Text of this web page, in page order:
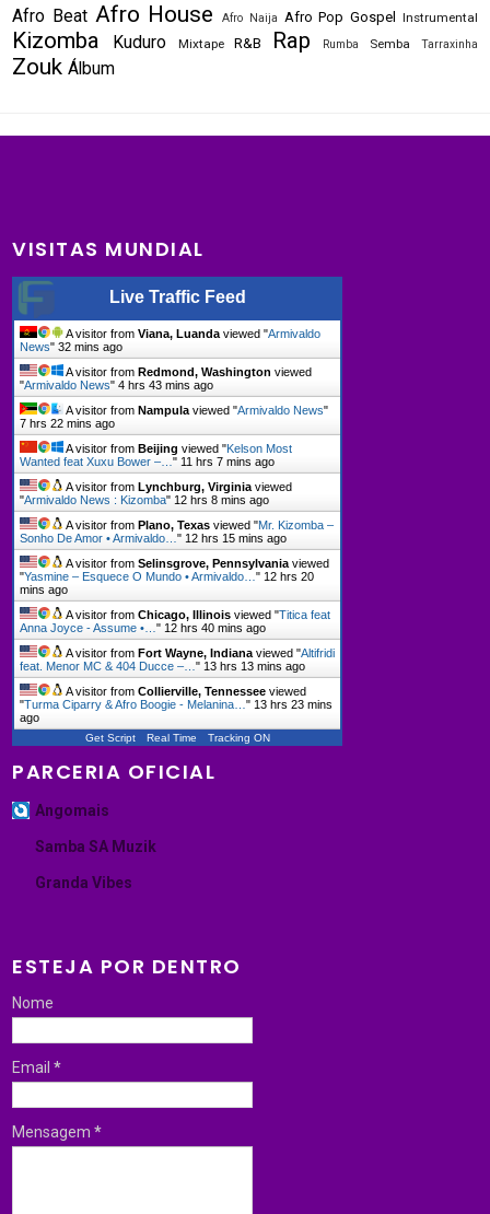
Afro Beat Afro House Afro Naija Afro Pop Gospel Instrumental
Kizomba Kuduro Mixtape R&B Rap Rumba Semba Tarraxinha
Zouk Álbum
VISITAS MUNDIAL
Live Traffic Feed
A visitor fromViana, Luanda viewed "Armivaldo
News"32 mins ago
A visitor from Redmond, Washington viewed
"Armivaldo News"4 hrs 43 mins ago
A visitor from Nampula viewed "Armivaldo News"
7 hrs 22 mins ago
A visitor from Beijing viewed "Kelson Most
Wanted feat Xuxu Bower –…" 11 hrs 7 mins ago
A visitor from Lynchburg, Virginia viewed
"Armivaldo News : Kizomba" 12 hrs 8 mins ago
A visitor from Plano, Texas viewed "Mr. Kizomba –
Sonho De Amor • Armivaldo…" 12 hrs 15 mins ago
A visitor fromSelinsgrove, Pennsylvania viewed
"Yasmine – Esquece O Mundo • Armivaldo…" 12 hrs 20
mins ago
A visitor fromChicago, Illinois viewed "Titica feat
Anna Joyce - Assume •…" 12 hrs 40 mins ago
A visitor from Fort Wayne, Indiana viewed "Altifridi
feat. Menor MC & 404 Ducce –…" 13 hrs 13 mins ago
A visitor fromCollierville, Tennessee viewed
"Turma Ciparry & Afro Boogie - Melanina…" 13 hrs 23 mins
ago
Get Script Real Time Tracking ON
PARCERIA OFICIAL
Angomais
Samba SA Muzik
Granda Vibes
ESTEJA POR DENTRO
Nome
Email*
Mensagem*